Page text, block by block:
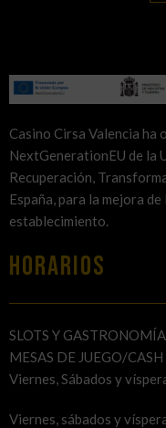
Casino Cirsa Valencia
NextGenerationEU de la
Recuperación,
España, para la mejora
establecimiento.
HORARIOS
SLOTS Y
MESAS DE JUEGO/
Viernes, Sábados y
Viernes, sábados y